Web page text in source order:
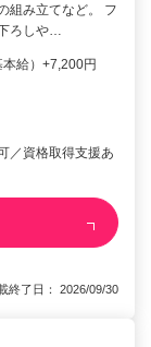
組み立てなど。 フ
ろしや…
給）+7,200円
／資格取得支援あ
了日： 2026/09/30